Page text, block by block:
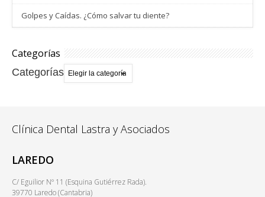
Golpes y Caídas. ¿Cómo salvar tu diente?
Categorías
Categorías
Clínica Dental Lastra y Asociados
LAREDO
C/ Eguilior Nº 11 (Esquina Gutiérrez Rada).
39770 Laredo (Cantabria)